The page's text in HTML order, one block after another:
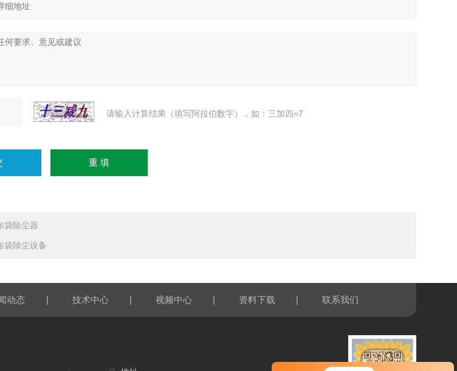
您好！欢迎前来咨询，很高兴为您
请输入计算结果（填写阿拉伯数字），如：三加四=7
袋除尘器
袋除尘设备
动态 | 技术中心 | 视频中心 | 资料下载 | 联系我们